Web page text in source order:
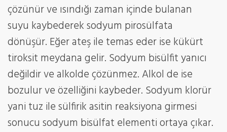
çözünür ve ısındığı zaman içinde bulanan
suyu kaybederek sodyum pirosülfata
dönüşür. Eğer ateş ile temas eder ise kükürt
tiroksit meydana gelir. Sodyum bisülfit yanıcı
değildir ve alkolde çözünmez. Alkol de ise
bozulur ve özelliğini kaybeder. Sodyum klorür
yani tuz ile sülfirik asitin reaksiyona girmesi
sonucu sodyum bisülfat elementi ortaya çıkar.